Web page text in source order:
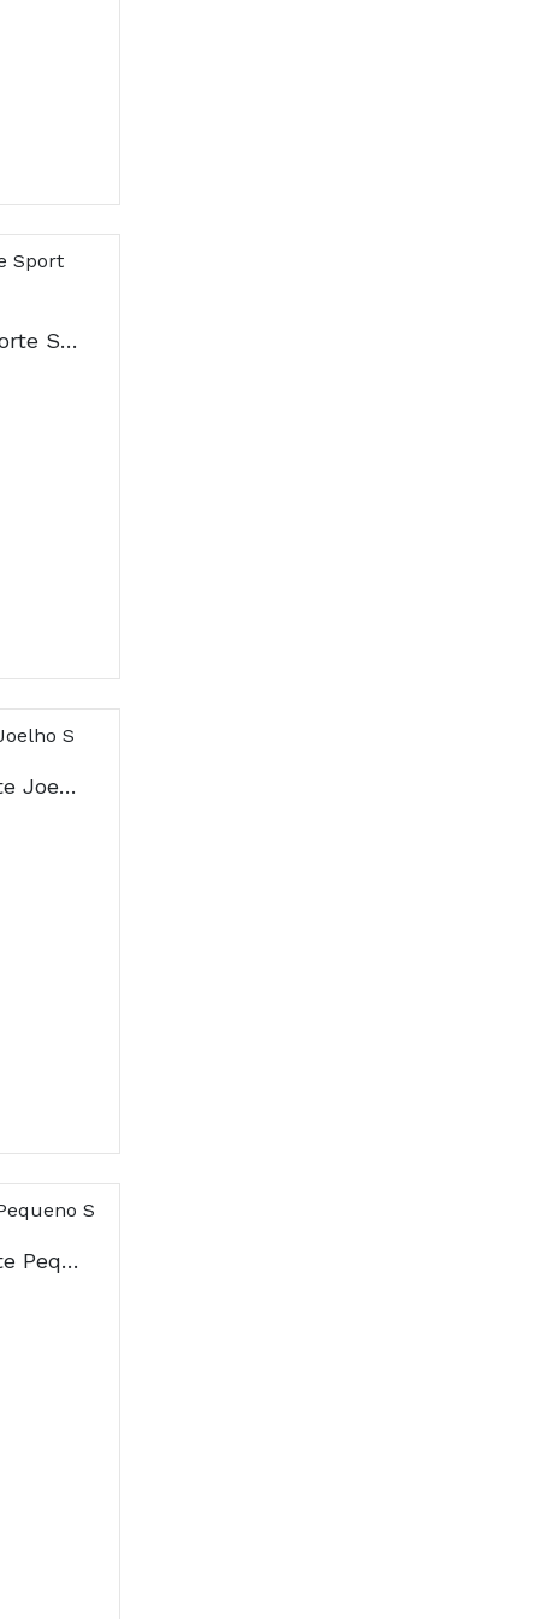
Futuro Cotovelo Suporte Sport Tenista Ajustável
Futuro Joelho Suporte Joelho S
Futuro Joelho Suporte Pequeno S